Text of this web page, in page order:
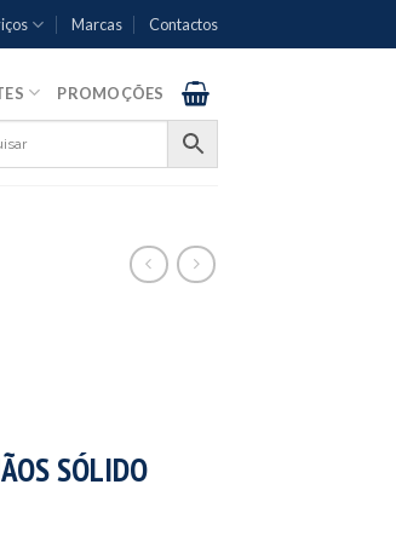
Marcas Contactos
PROMOÇÕES
SÓLIDO